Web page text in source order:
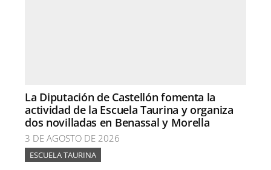
La Diputación de Castellón fomenta la
actividad de la Escuela Taurina y organiza
dos novilladas en Benassal y Morella
3 DE AGOSTO DE 2026
ESCUELA TAURINA